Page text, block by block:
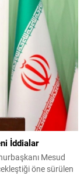
İddialar
Mesud
öne sürülen